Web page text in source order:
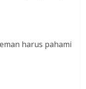
harus pahami